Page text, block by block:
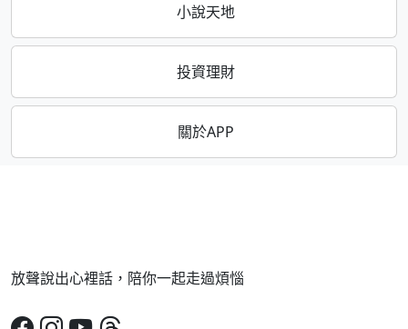
小說天地
投資理財
關於APP
放聲說出心裡話，陪你一起走過煩惱